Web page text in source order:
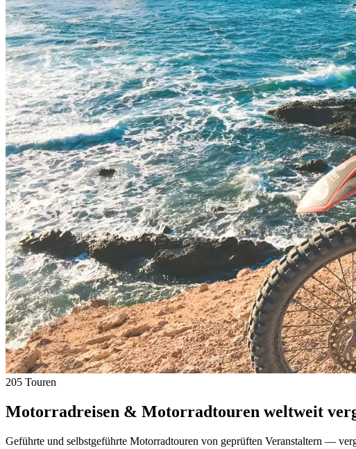
205 Touren
Motorradreisen & Motorradtouren weltweit
Geführte und selbstgeführte Motorradtouren von geprüften Veranstaltern —